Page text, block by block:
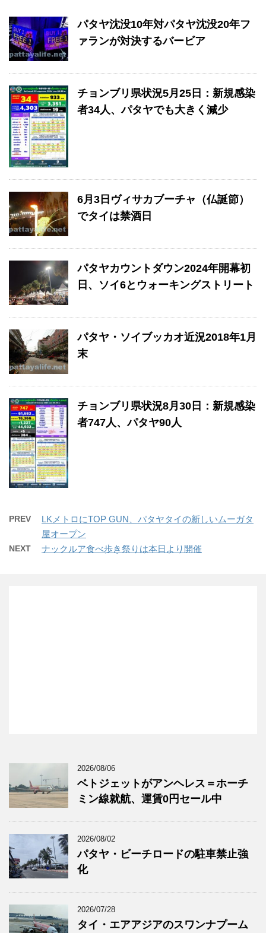
パタヤ沈没10年対パタヤ沈没20年フ
ァランが対決するバービア
チョンブリ県状況5月25日：新規感染
者34人、パタヤでも大きく減少
6月3日ヴィサカブーチャ（仏誕節）
でタイは禁酒日
パタヤカウントダウン2024年開幕初
日、ソイ6とウォーキングストリート
パタヤ・ソイブッカオ近況2018年1月
末
チョンブリ県状況8月30日：新規感染
者747人、パタヤ90人
PREV
LKメトロにTOP GUN、パタヤタイの新しいムーガタ
屋オープン
NEXT ナックルア食べ歩き祭りは本日より開催
2026/08/06
ベトジェットがアンヘレス＝ホーチ
ミン線就航、運賃0円セール中
2026/08/02
パタヤ・ビーチロードの駐車禁止強
化
2026/07/28
タイ・エアアジアのスワンナプーム